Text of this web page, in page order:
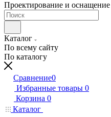
Проектирование и
Каталог
По всему сайту
По каталогу
Сравнение0
Избранные товары 0
Корзина 0
Каталог